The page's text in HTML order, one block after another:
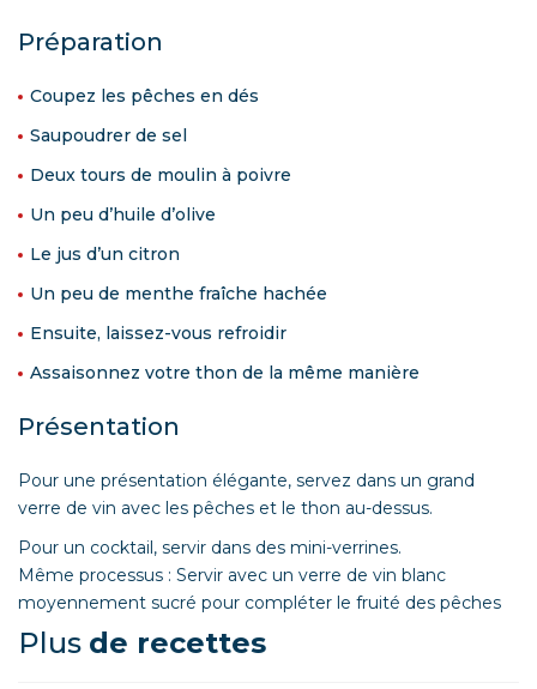
Préparation
Coupez les pêches en dés
Saupoudrer de sel
Deux tours de moulin à poivre
Un peu d’huile d’olive
Le jus d’un citron
Un peu de menthe fraîche hachée
Ensuite, laissez-vous refroidir
Assaisonnez votre thon de la même manière
Présentation
Pour une présentation élégante, servez dans un grand
verre de vin avec les pêches et le thon au-dessus.
Pour un cocktail, servir dans des mini-verrines.
Même processus : Servir avec un verre de vin blanc
moyennement sucré pour compléter le fruité des pêches
Plus de recettes